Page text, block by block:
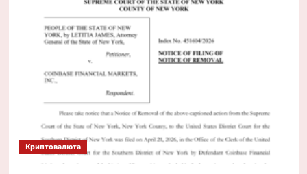
Криптовалюта